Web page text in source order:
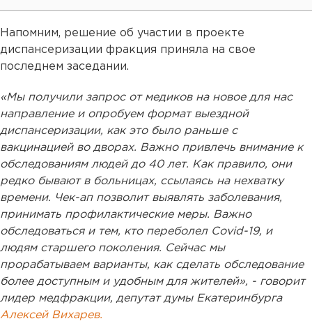
Напомним, решение об участии в проекте
диспансеризации фракция приняла на свое
последнем заседании.
«Мы получили запрос от медиков на новое для нас
направление и опробуем формат выездной
диспансеризации, как это было раньше с
вакцинацией во дворах. Важно привлечь внимание к
обследованиям людей до 40 лет. Как правило, они
редко бывают в больницах, ссылаясь на нехватку
времени. Чек-ап позволит выявлять заболевания,
принимать профилактические меры. Важно
обследоваться и тем, кто переболел Covid-19, и
людям старшего поколения. Сейчас мы
прорабатываем варианты, как сделать обследование
более доступным и удобным для жителей», - говорит
лидер медфракции, депутат думы Екатеринбурга
Алексей Вихарев.